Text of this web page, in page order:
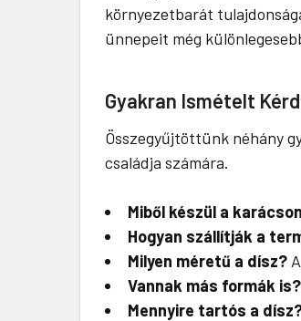
környezetbarát
ünnepeit még
Gyakran Ismételt
Összegyűjtöttünk néhány
családja számára.
Miből készül a
Hogyan szállítják a
Milyen méretű a dísz?
Vannak más formák is?
Mennyire tartós a